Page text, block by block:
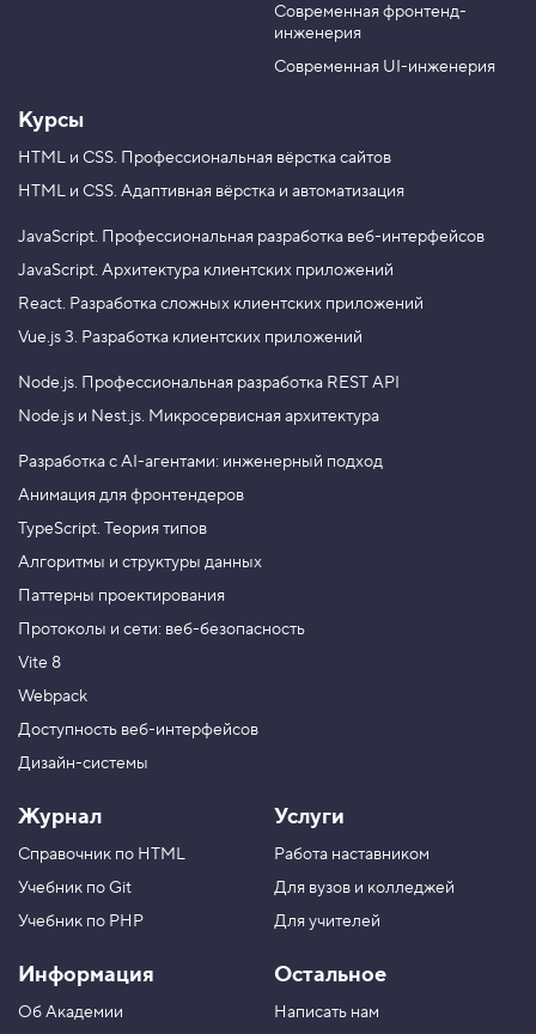
r
a
m
Современная фронтенд-
инженерия
Современная UI-инженерия
Курсы
HTML и CSS. Профессиональная вёрстка сайтов
HTML и CSS. Адаптивная вёрстка и автоматизация
JavaScript. Профессиональная разработка веб-интерфейсов
JavaScript. Архитектура клиентских приложений
React. Разработка сложных клиентских приложений
Vue.js 3. Разработка клиентских приложений
Node.js. Профессиональная разработка REST API
Node.js и Nest.js. Микросервисная архитектура
Разработка с AI-агентами: инженерный подход
Анимация для фронтендеров
TypeScript. Теория типов
Алгоритмы и структуры данных
Паттерны проектирования
Протоколы и сети: веб-безопасность
Vite 8
Webpack
Доступность веб-интерфейсов
Дизайн-системы
Журнал
Справочник по HTML
Учебник по Git
Учебник по PHP
Информация
Об Академии
Услуги
Работа наставником
Для вузов и колледжей
Для учителей
Остальное
Написать нам